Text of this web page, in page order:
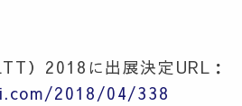
）2018に出展決定URL：
2018/04/338